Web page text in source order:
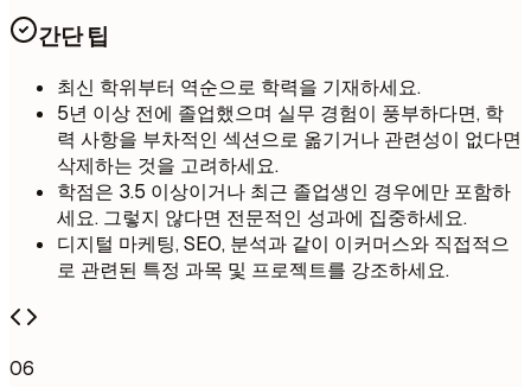
간단 팁
최신 학위부터 역순으로 학력을 기재하세요.
5년 이상 전에 졸업했으며 실무 경험이 풍부하다면, 학
력 사항을 부차적인 섹션으로 옮기거나 관련성이 없다면
삭제하는 것을 고려하세요.
학점은 3.5 이상이거나 최근 졸업생인 경우에만 포함하
세요. 그렇지 않다면 전문적인 성과에 집중하세요.
디지털 마케팅, SEO, 분석과 같이 이커머스와 직접적으
로 관련된 특정 과목 및 프로젝트를 강조하세요.
06